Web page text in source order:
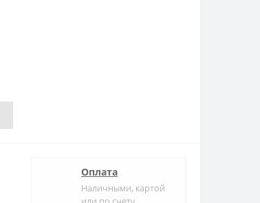
Оплата
Наличными, картой